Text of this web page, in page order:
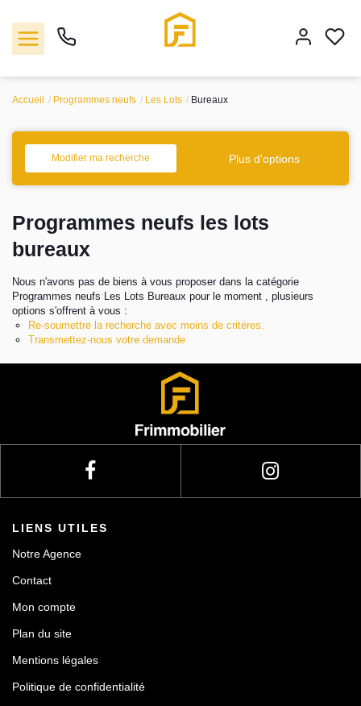
Vente
Location
Biens vendus
Estimation
Contact
Accueil Programmes neufs Les Lots Bureaux
Modifier ma recherche Plus d'options
Programmes neufs les lots
bureaux
Nous n'avons pas de biens à vous proposer dans la catégorie
Programmes neufs Les Lots Bureaux pour le moment , plusieurs
options s'offrent à vous :
Re-soumettre la recherche avec moins de critères.
Transmettez-nous votre demande
LIENS UTILES
Notre Agence
Contact
Mon compte
Plan du site
Mentions légales
Politique de confidentialité